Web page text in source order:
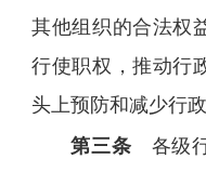
其他组织的合法权
行使职权，推动行
头上预防和减少行政
第三条 各级